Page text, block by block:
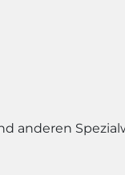
anderen